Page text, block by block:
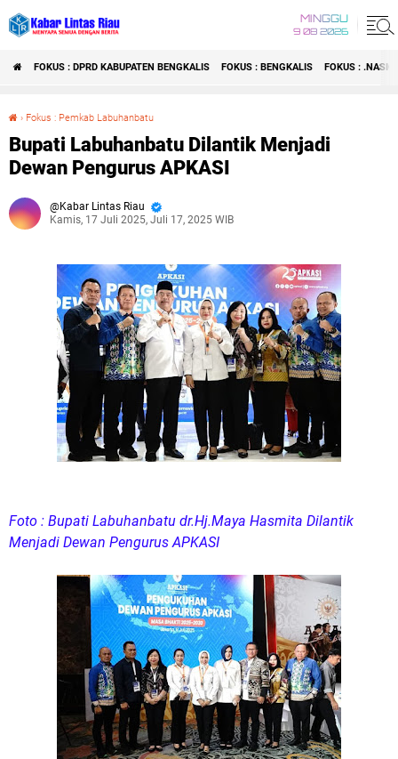
MINGGU
9 08 2026
FOKUS : DPRD KABUPATEN BENGKALIS FOKUS : BENGKALIS FOKUS :
› Fokus : Pemkab Labuhanbatu
Bupati Labuhanbatu Dilantik Menjadi
Dewan Pengurus APKASI
Kabar Lintas Riau
Kamis, 17 Juli 2025, Juli 17, 2025 WIB
Foto : Bupati Labuhanbatu dr.Hj.Maya Hasmita Dilantik
Menjadi Dewan Pengurus APKASI